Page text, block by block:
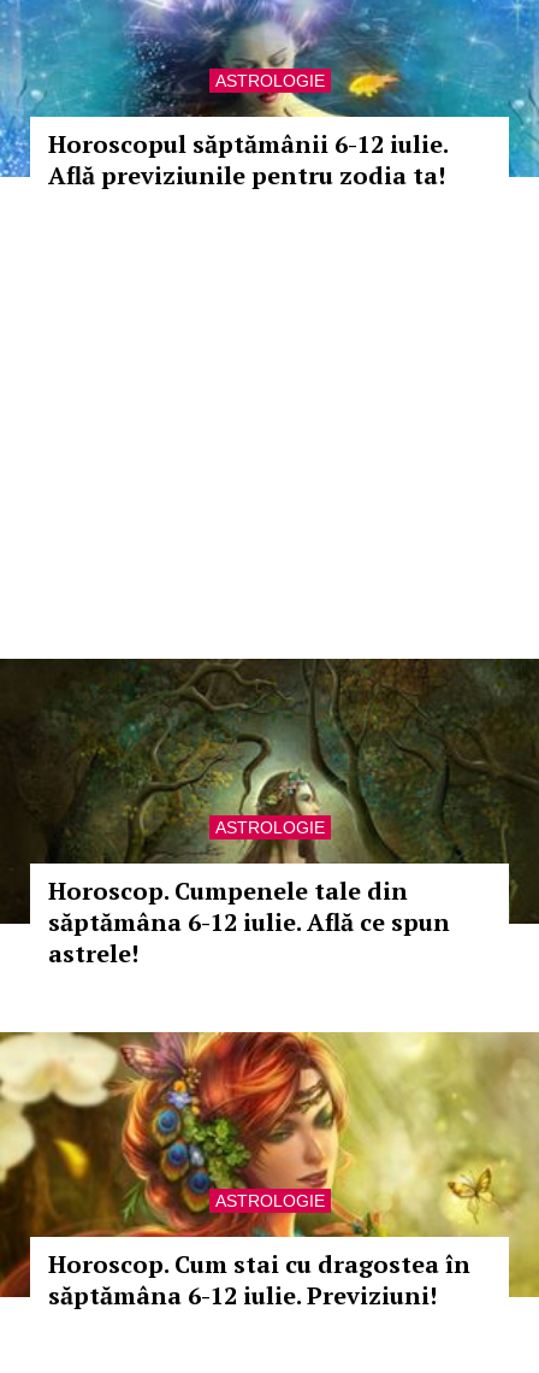
ASTROLOGIE
Horoscopul săptămânii 6-12 iulie.
Află previziunile pentru zodia ta!
ASTROLOGIE
Horoscop. Cumpenele tale din
săptămâna 6-12 iulie. Află ce spun
astrele!
ASTROLOGIE
Horoscop. Cum stai cu dragostea în
săptămâna 6-12 iulie. Previziuni!